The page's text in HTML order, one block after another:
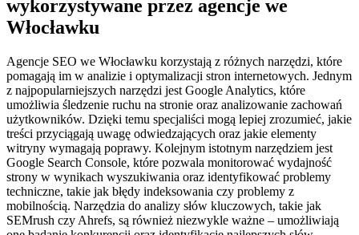
wykorzystywane przez agencje we
Włocławku
Agencje SEO we Włocławku korzystają z różnych narzędzi, które
pomagają im w analizie i optymalizacji stron internetowych. Jednym
z najpopularniejszych narzędzi jest Google Analytics, które
umożliwia śledzenie ruchu na stronie oraz analizowanie zachowań
użytkowników. Dzięki temu specjaliści mogą lepiej zrozumieć, jakie
treści przyciągają uwagę odwiedzających oraz jakie elementy
witryny wymagają poprawy. Kolejnym istotnym narzędziem jest
Google Search Console, które pozwala monitorować wydajność
strony w wynikach wyszukiwania oraz identyfikować problemy
techniczne, takie jak błędy indeksowania czy problemy z
mobilnością. Narzędzia do analizy słów kluczowych, takie jak
SEMrush czy Ahrefs, są również niezwykle ważne – umożliwiają